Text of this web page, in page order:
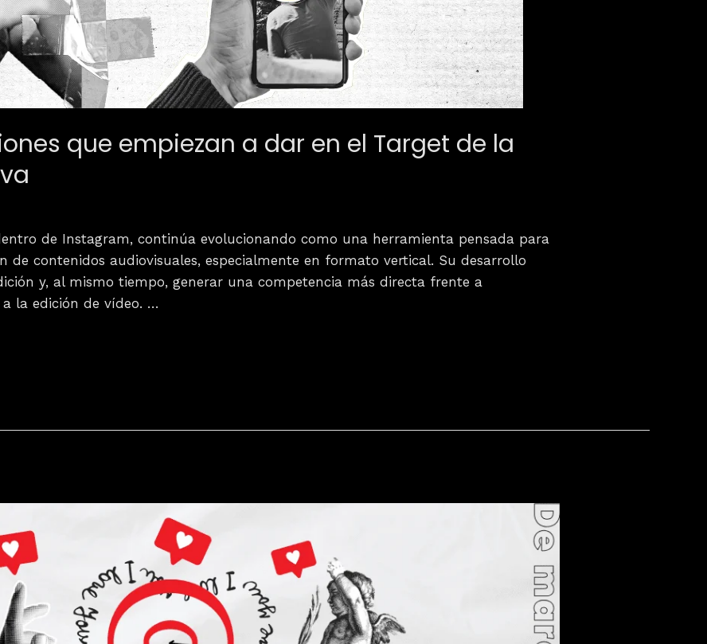
que empiezan a dar en el Target de la
de Instagram, continúa evolucionando como una herramienta pensada para
de contenidos audiovisuales, especialmente en formato vertical. Su desarrollo
y, al mismo tiempo, generar una competencia más directa frente a
la edición de vídeo. …